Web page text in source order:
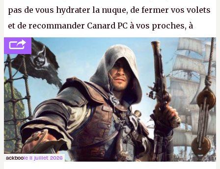
pas de vous hydrater la nuque, de fermer vos volets
et de recommander Canard PC à vos proches, à
votre famille et aux inconnus que vous croisez
dans la rue. Bon été à tous ! –ER.
ackboole 11 juillet 2026